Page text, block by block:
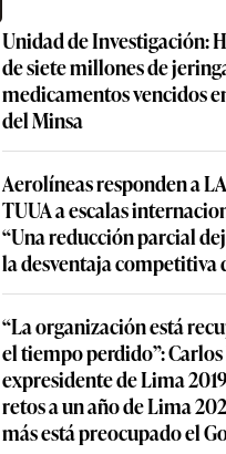
Unidad de Investigación:
de siete millones de
medicamentos vencidos
del Minsa
Aerolíneas responden a
TUUA a escalas
“Una reducción parcial
la desventaja competitiva
“La organización está
el tiempo perdido”:
expresidente de Lima
retos a un año de Lima
más está preocupado el